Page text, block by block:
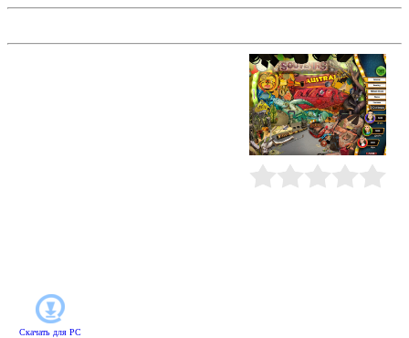
Скачать для PC